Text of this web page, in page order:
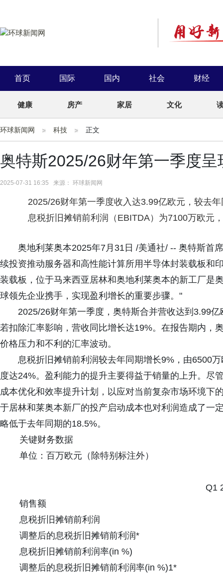
首页 国际 国内 社会 财经
健康 房产 家居 文化
环球新闻网 科技 正文
奥特斯2025/26财年第一季度呈
2025-07-31 16:35 来源： 环球新闻网
2025/26财年第一季度收入达3.99亿欧元，较去
息税折旧摊销前利润（EBITDA）为7100万欧元
奥地利莱奥本2025年7月31日 /美通社/ -- 奥特斯首
续投资推动服务器和高性能计算所用半导体封装载板和
装载板，位于马来西亚居林和奥地利莱奥本的新工厂是
球领先企业携手，实现盈利增长的重要步骤。"
2025/26财年第一季度，奥特斯合并营收达到3.99
若扣除汇率影响，营收同比增长达19%。在报告期内，
价格压力和不利的汇率波动。
息税折旧摊销前利润较去年同期增长9%，由6500
度达24%。盈利能力的提升主要得益于销量的上升。尽
成本优化和效率提升计划，以应对当前复杂市场环境下
于居林和莱奥本新厂的投产启动成本也对利润造成了一
略低于去年同期的18.5%。
关键财务数据
单位：百万欧元（除特别标注外）
Q1
销售额
息税折旧摊销前利润
调整后的息税折旧摊销前利润*
息税折旧摊销前利润率(in %)
调整后的息税折旧摊销前利润率(in %)1*